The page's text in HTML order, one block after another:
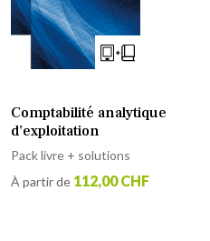
Comptabilité analytique
d’exploitation
Pack livre + solutions
À partir de 112,00 CHF